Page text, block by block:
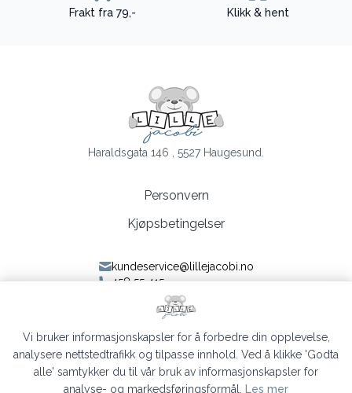
Frakt fra 79,- Klikk & hent
Haraldsgata 146 , 5527 Haugesund.
Personvern
Kjøpsbetingelser
kundeservice@lillejacobi.no
458 55 415
Følg oss på Facebook
Følg oss på Instagram
Vi bruker informasjonskapsler for å forbedre din opplevelse,
analysere nettstedtrafikk og tilpasse innhold. Ved å klikke 'Godta
alle' samtykker du til vår bruk av informasjonskapsler for
analyse- og markedsføringsformål.
Les mer